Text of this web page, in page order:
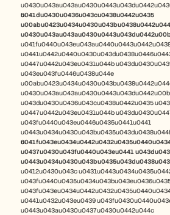
u041du0430u0436u043cu0438u0442u0435
u0447u0442u043eu0431u044b
u043eu043fu0446u0438u044e
u043du0430u0436u043cu0438u0442u0435
u0447u0442u043eu0431u044b
u043fu0440u043eu0446u0435u0441u0441
u0437u0430u043fu0440u043eu0441
u0412u0430u043c
u0441u0432u043eu0439
u0443u043au0430u0437u0430u0442u044c